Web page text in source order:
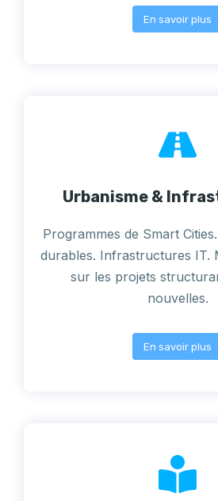
En savoir plus
Urbanisme &
Programmes de Smart
durables. Infrastructures IT.
sur les projets
nouvelles.
En savoir plus